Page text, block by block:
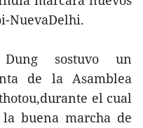
NuevaDelhi.
sostuvo un
de la Asamblea
el cual
buena marcha de